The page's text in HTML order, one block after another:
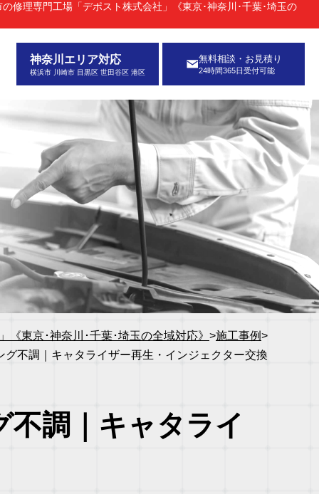
修理専門工場「デポスト株式会社」《東京･神奈川･千葉･埼玉の
神奈川エリア対応
横浜市 川崎市 目黒区 世田谷区 港区
無料相談・お見積り
24時間365日受付可能
東京･神奈川･千葉･埼玉の全域対応》 >施工事例>
不調｜キャタライザー再生・インジェクター交換
調｜キャタライ